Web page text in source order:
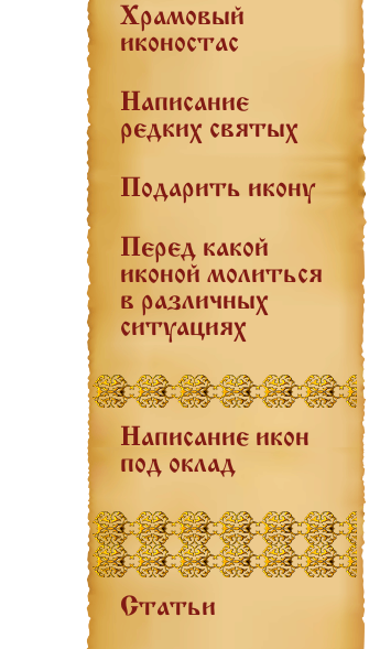
Храмовый
иконостас
Написание
редких святых
Подарить икону
Перед какой
иконой молиться
в различных
ситуациях
Написание икон
под оклад
Статьи